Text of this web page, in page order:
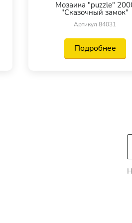
Мозаика "puzzle"
"Сказочный замок"
Артикул 84031
Подробнее